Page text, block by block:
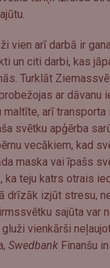
vien arī darbā ir
un citi darbi, kas
Turklāt
ar dāvanu
maltīte, arī
svētku apģērba
vecākiem, kad
maska vai īpašs
ka teju katrs otrais
drīzāk izjūt stresu,
sajūta var
vienkārši
Swedbank Finanšu